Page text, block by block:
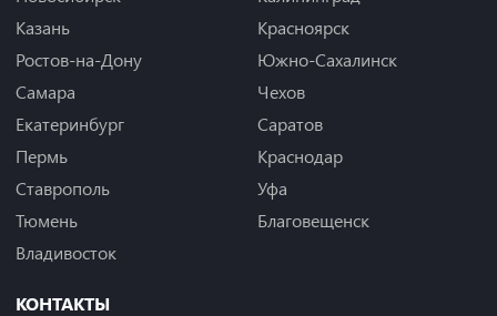
Казань
Ростов-на-Дону
Самара
Екатеринбург
Пермь
Ставрополь
Тюмень
Владивосток
Красноярск
Южно-Сахалинск
Чехов
Саратов
Краснодар
Уфа
Благовещенск
КОНТАКТЫ